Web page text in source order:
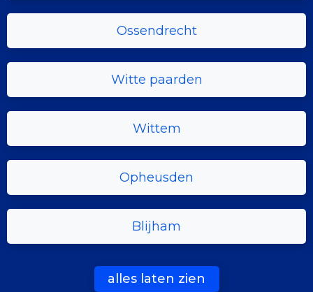
Ossendrecht
Witte paarden
Wittem
Opheusden
Blijham
alles laten zien